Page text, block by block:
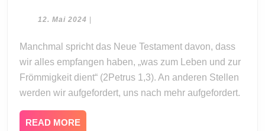
die
Verheißung
des
Vaters
12. Mai 2024 12.
|
Manchmal spricht das Neue Testament davon, dass
wir alles empfangen haben, „was zum Leben und zur
Frömmigkeit dient“ (2Petrus 1,3). An anderen Stellen
werden wir aufgefordert, uns nach mehr aufgefordert.
READ MORE